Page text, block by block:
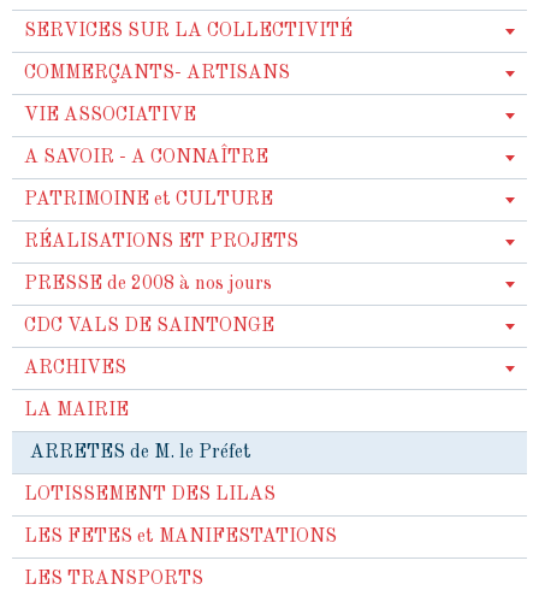
SERVICES SUR LA COLLECTIVITÉ
COMMERÇANTS- ARTISANS
VIE ASSOCIATIVE
A SAVOIR - A CONNAÎTRE
PATRIMOINE et CULTURE
RÉALISATIONS ET PROJETS
PRESSE de 2008 à nos jours
CDC VALS DE SAINTONGE
ARCHIVES
LA MAIRIE
ARRETES de M. le Préfet
LOTISSEMENT DES LILAS
LES FETES et MANIFESTATIONS
LES TRANSPORTS